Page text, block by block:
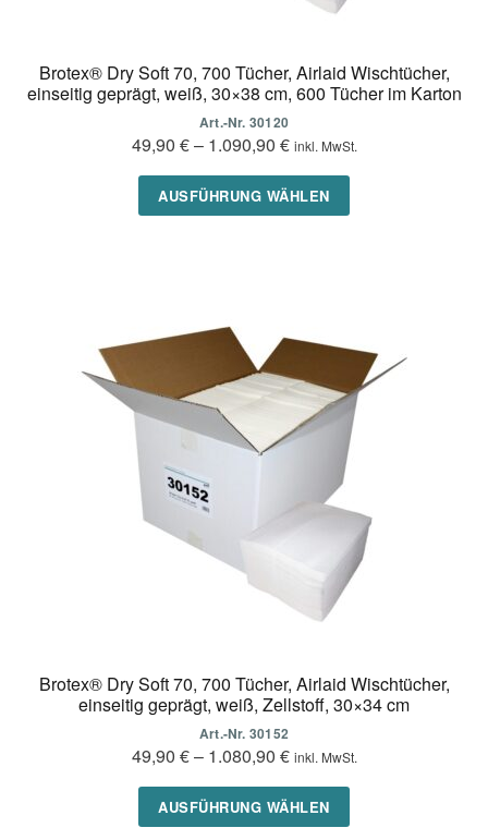
Brotex® Dry Soft 70, 700 Tücher, Airlaid Wischtücher,
einseitig geprägt, weiß, 30×38 cm, 600 Tücher im Karton
Art.-Nr. 30120
49,90 €– 1.090,90 € inkl. MwSt.
AUSFÜHRUNG WÄHLEN
Produkt
Die
Optionen
können
auf
gewählt
werden
Brotex® Dry Soft 70, 700 Tücher, Airlaid Wischtücher,
einseitig geprägt, weiß, Zellstoff, 30×34 cm
Art.-Nr. 30152
49,90 €– 1.080,90 € inkl. MwSt.
AUSFÜHRUNG WÄHLEN
Produkt